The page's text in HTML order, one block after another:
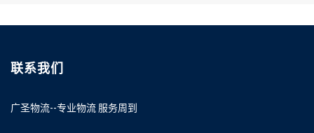
联系我们
广圣物流--专业物流 服务周到